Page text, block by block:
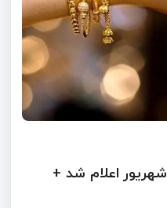
قیمت طلا ۱۸ عیار امروز ۱۰ شهریور اعلام شد +